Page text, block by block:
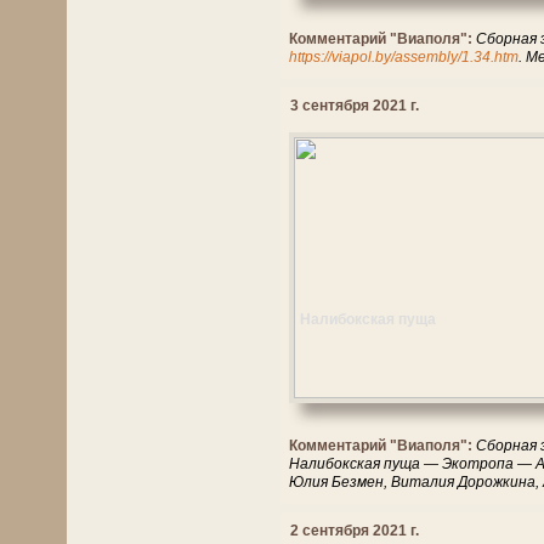
Комментарий "Виаполя": Сборная
https://viapol.by/assembly/1.34.htm.
3 сентября 2021 г.
Комментарий "Виаполя": Сборная
Налибокская пуща — Экотропа —
Юлия Безмен, Виталия Дорожкина,
2 сентября 2021 г.